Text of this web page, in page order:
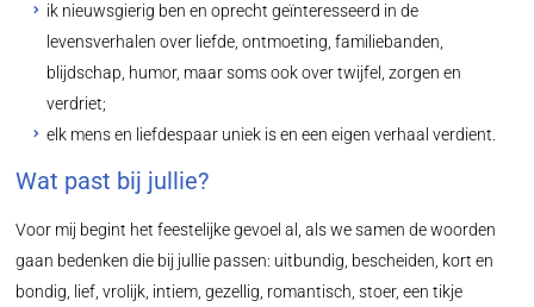
ik nieuwsgierig ben en oprecht geïnteresseerd in de
levensverhalen over liefde, ontmoeting, familiebanden,
blijdschap, humor, maar soms ook over twijfel, zorgen en
verdriet;
elk mens en liefdespaar uniek is en een eigen verhaal verdient.
Wat past bij jullie?
Voor mij begint het feestelijke gevoel al, als we samen de woorden
gaan bedenken die bij jullie passen: uitbundig, bescheiden, kort en
bondig, lief, vrolijk, intiem, gezellig, romantisch, stoer, een tikje